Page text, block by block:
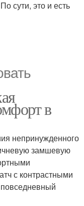
сути, это и есть
в
непринужденного
замшевую
с контрастными